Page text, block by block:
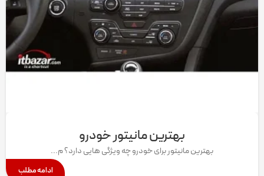
بهترین مانیتور خودرو
بهترین مانیتور برای خودرو چه ویژگی هایی دارد؟ م...
ادامه مطلب